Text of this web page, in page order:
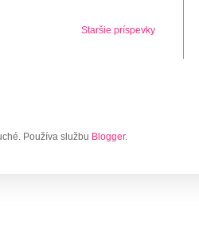
Staršie príspevky
Používa službu Blogger.